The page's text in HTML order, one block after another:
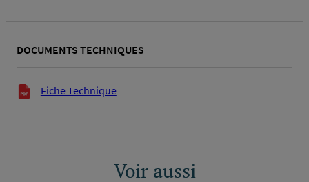
DOCUMENTS TECHNIQUES
Documents techniques
Fiche Technique
Voir aussi